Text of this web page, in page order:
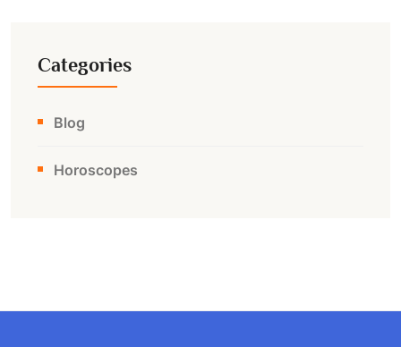
Categories
Blog
Horoscopes